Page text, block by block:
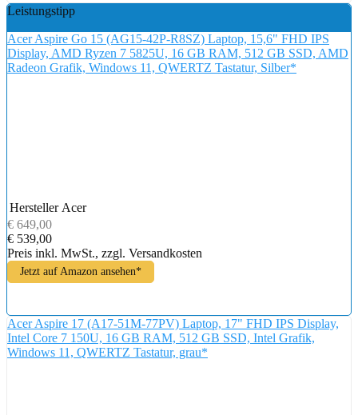
Leistungstipp
Acer Aspire Go 15 (AG15-42P-R8SZ) Laptop, 15,6" FHD IPS
Display, AMD Ryzen 7 5825U, 16 GB RAM, 512 GB SSD, AMD
Radeon Grafik, Windows 11, QWERTZ Tastatur, Silber*
Hersteller Acer
€ 649,00
€ 539,00
Preis inkl. MwSt., zzgl. Versandkosten
Jetzt auf Amazon ansehen*
Acer Aspire 17 (A17-51M-77PV) Laptop, 17" FHD IPS Display,
Intel Core 7 150U, 16 GB RAM, 512 GB SSD, Intel Grafik,
Windows 11, QWERTZ Tastatur, grau*